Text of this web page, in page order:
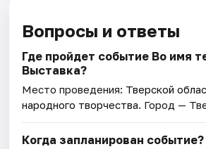
Вопросы и ответы
Где пройдет событие Во имя
Выставка?
Место проведения: Тверской
народного творчества. Город —
Когда запланирован событие?